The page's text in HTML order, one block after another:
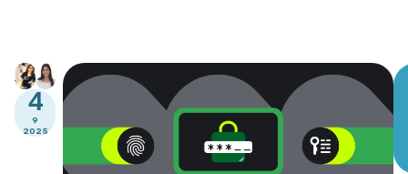
4
9
2025